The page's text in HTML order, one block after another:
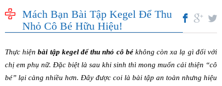
Mách Bạn Bài Tập Kegel Để Thu
Nhỏ Cô Bé Hữu Hiệu!
Thực hiệnbài tập kegel để thu nhỏ cô békhông còn xa lạ gì đối với
chị em phụ nữ. Đặc biệt là sau khi sinh thì mong muốn cải thiện “cô
bé” lại càng nhiều hơn. Đây được coi là bài tập an toàn nhưng hiệu